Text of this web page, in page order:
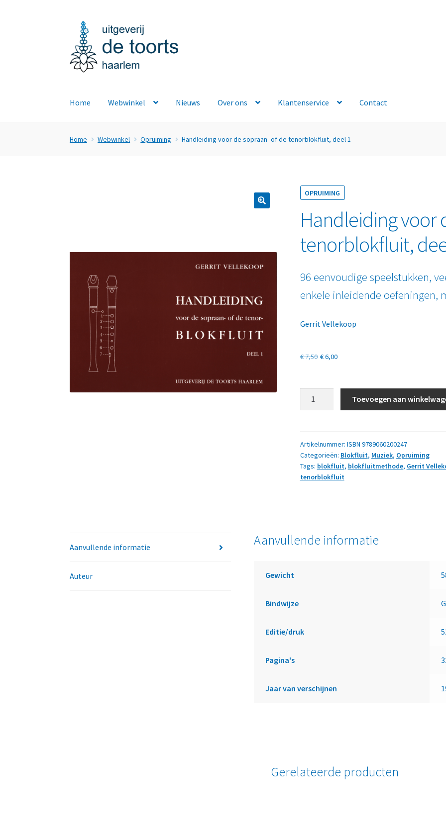
door
naar
navigatie
naar
de
inhoud
Home Webwinkel Nieuws Over ons Klantenservice Contact
Home Webwinkel Opruiming Handleiding voor de sopraan- of de tenorblokfluit, deel 1
OPRUIMING
Handleiding voor
tenorblokfluit,
96 eenvoudige speelstukken,
enkele inleidende oefeningen,
Gerrit Vellekoop
€7,50 Oorspronkelijke
was:
€ 7,50.
€6,00Huidige
is:
€ 6,00.
of
de
tenorblokfluit,
deel
Toevoegen aan
Artikelnummer: ISBN 9789060200247
Categorieën: Blokfluit, Muziek, Opruiming
Tags: blokfluit, blokfluitmethode, Gerrit
tenorblokfluit
Aanvullende informatie
Auteur
Aanvullende informatie
Gewicht
Bindwijze
Editie/druk
Pagina's
Jaar van verschijnen
Gerelateerde producten